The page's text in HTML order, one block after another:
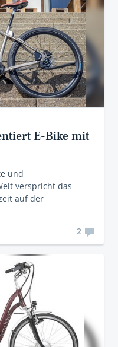
E-Bike mit
und
verspricht das
auf der
2